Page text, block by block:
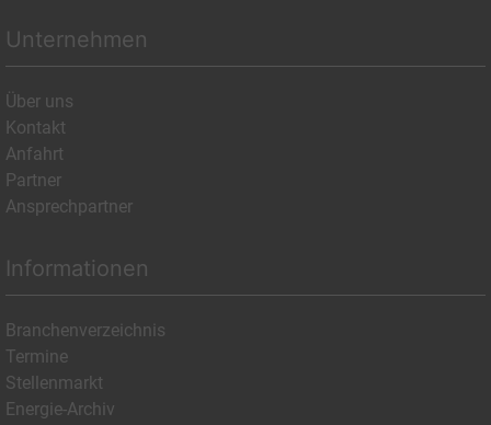
Unternehmen
Über uns
Kontakt
Anfahrt
Partner
Ansprechpartner
Informationen
Branchenverzeichnis
Termine
Stellenmarkt
Energie-Archiv